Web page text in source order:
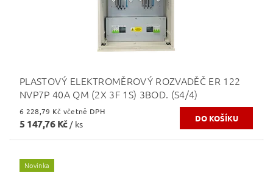
PLASTOVÝ ELEKTROMĚROVÝ ROZVADĚČ ER 122
NVP7P 40A QM (2X 3F 1S) 3BOD. (S4/4)
6 228,79 Kč včetně DPH
5 147,76 Kč / ks
Novinka